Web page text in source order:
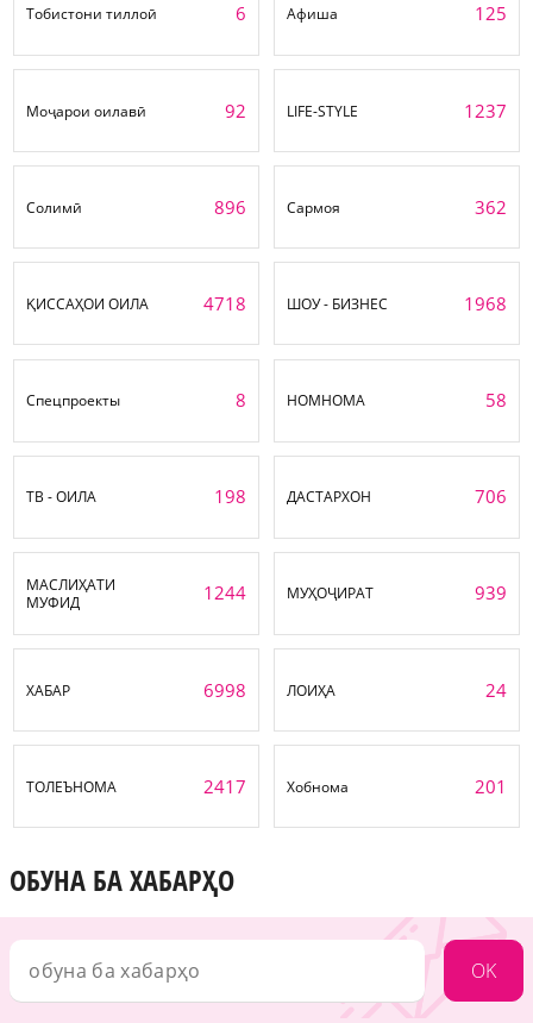
Тобистони тиллоӣ 6 Афиша 125
Моҷарои оилавӣ 92 LIFE-STYLE 1237
Солимӣ 896 Сармоя 362
ҚИССАҲОИ ОИЛА 4718 ШОУ - БИЗНЕС 1968
Спецпроекты 8 НОМНОМА 58
ТВ - ОИЛА 198 ДАСТАРХОН 706
МАСЛИҲАТИ
МУФИД
1244 МУҲОҶИРАТ 939
ХАБАР 6998 ЛОИҲА 24
ТОЛЕЪНОМА 2417 Хобнома 201
ОБУНА БА ХАБАРҲО
OK